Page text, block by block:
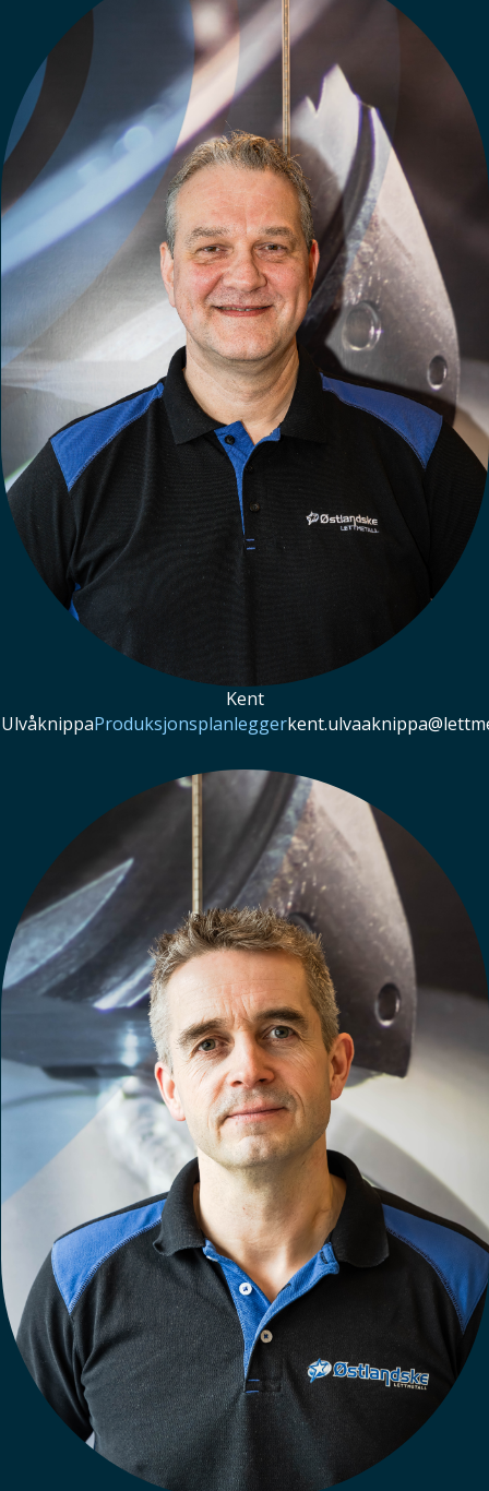
Kent
UlvåknippaProduksjonsplanlegger